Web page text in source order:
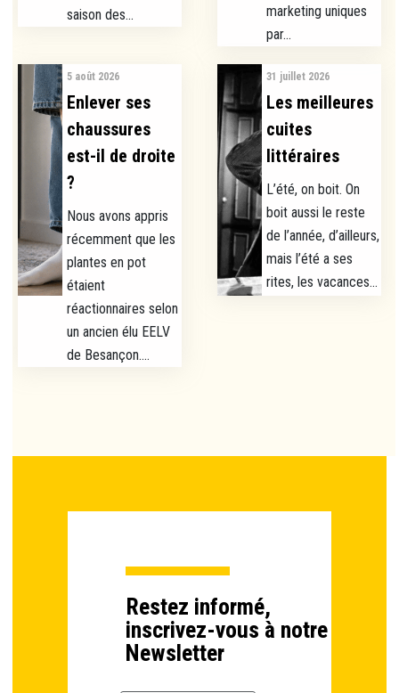
saison des...
marketing uniques
par...
5 août 2026
Enlever ses
chaussures
est-il de droite
?
Nous avons appris
récemment que les
plantes en pot
étaient
réactionnaires selon
un ancien élu EELV
de Besançon....
31 juillet 2026
Les meilleures
cuites
littéraires
L’été, on boit. On
boit aussi le reste
de l’année, d’ailleurs,
mais l’été a ses
rites, les vacances...
Restez informé,
inscrivez-vous à notre
Newsletter